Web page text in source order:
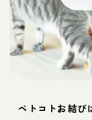
ペトコトお結び